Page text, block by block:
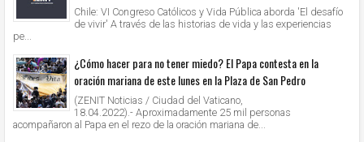
Chile: VI Congreso Católicos y Vida Pública aborda 'El desafío
de vivir' A través de las historias de vida y las experiencias
pe...
¿Cómo hacer para no tener miedo? El Papa contesta en la
oración mariana de este lunes en la Plaza de San Pedro
(ZENIT Noticias / Ciudad del Vaticano,
18.04.2022).- Aproximadamente 25 mil personas
acompañaron al Papa en el rezo de la oración mariana de...